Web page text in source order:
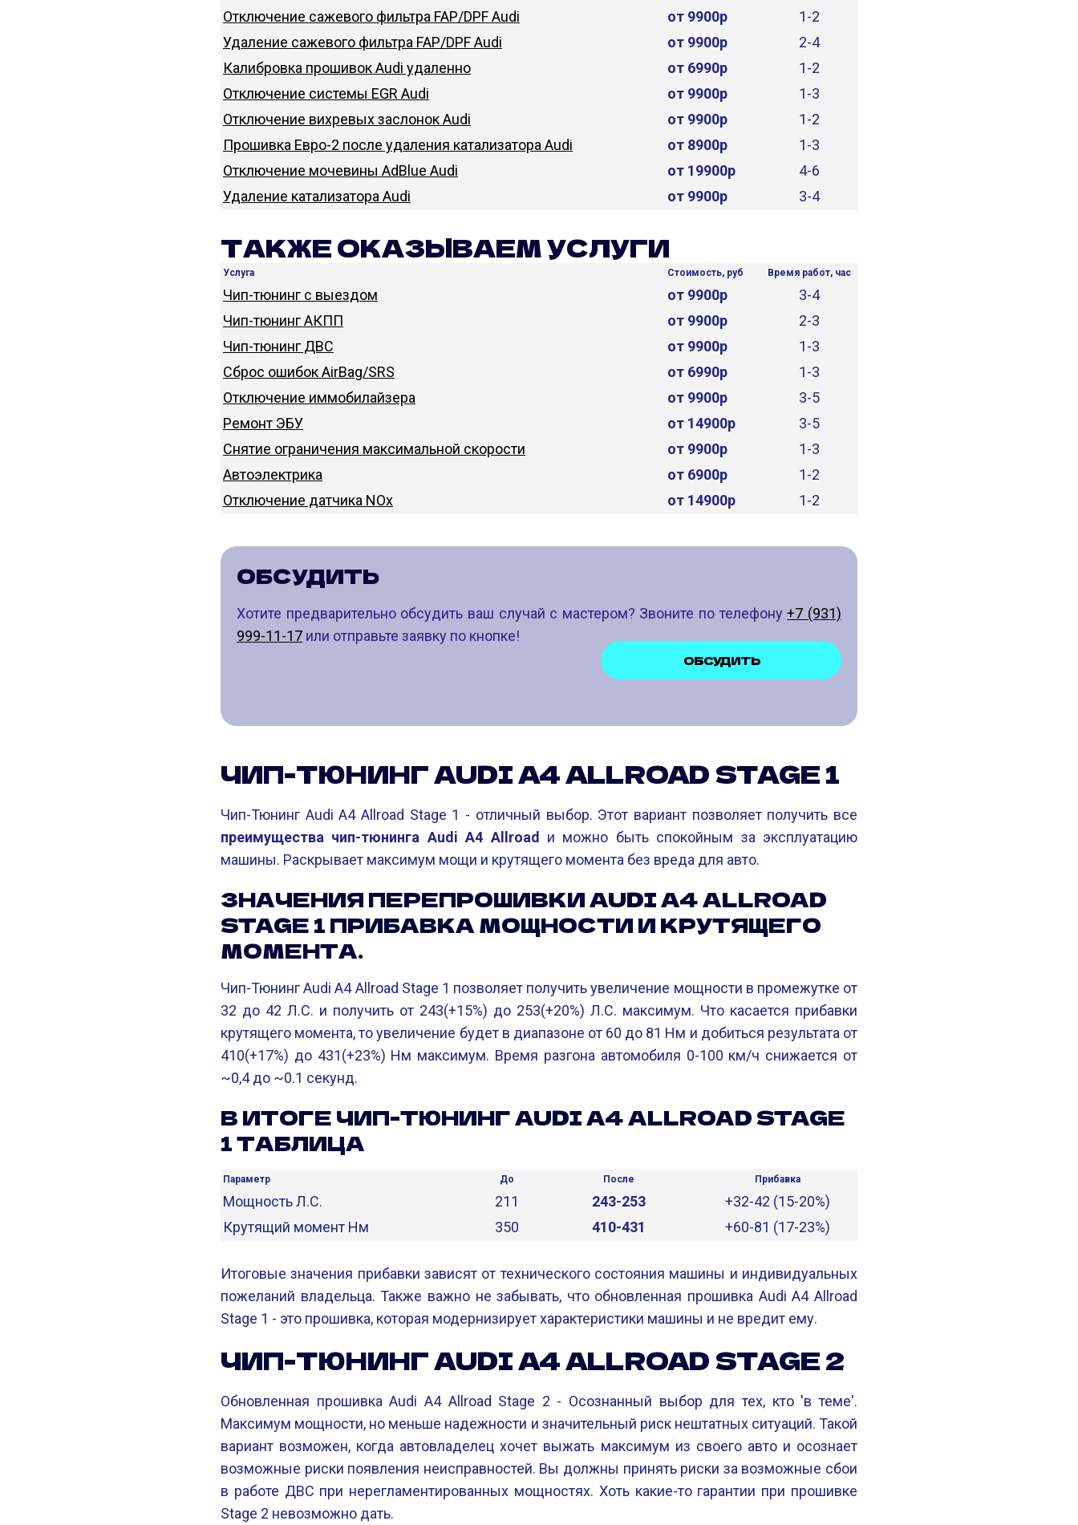
Отключение сажевого фильтра FAP/DPF Audi
от 9900р
1-2
Удаление сажевого фильтра FAP/DPF Audi
от 9900р
2-4
Калибровка прошивок Audi удаленно
от 6990р
1-2
Отключение системы EGR Audi
от 9900р
1-3
Отключение вихревых заслонок Audi
от 9900р
1-2
Прошивка Евро-2 после удаления катализатора Audi
от 8900р
1-3
Отключение мочевины AdBlue Audi
от 19900р
4-6
Удаление катализатора Audi
от 9900р 3-4
ТАКЖЕ ОКАЗЫВАЕМ УСЛУГИ
Услуга Стоимость, руб Время работ, час
Чип-тюнинг с выездом от 9900р
3-4
Чип-тюнинг АКПП
от 9900р
2-3
Чип-тюнинг ДВС
от 9900р
1-3
Сброс ошибок AirBag/SRS
от 6990р
1-3
Отключение иммобилайзера
от 9900р
3-5
Ремонт ЭБУ
от 14900р
3-5
Снятие ограничения максимальной скорости
от 9900р
1-3
Автоэлектрика
от 6900р
1-2
Отключение датчика NOx
от 14900р 1-2
ОБСУДИТЬ
Хотите предварительно обсудить ваш случай с мастером? Звоните по телефону+7 (931)
999-11-17 или отправьте заявку по кнопке!
ОБСУДИТЬ
ЧИП-ТЮНИНГ AUDI A4 ALLROAD STAGE 1
Чип-Тюнинг Audi A4 Allroad Stage 1 - отличный выбор. Этот вариант позволяет получить все
преимущества чип-тюнинга Audi A4 Allroad и можно быть спокойным за эксплуатацию
машины. Раскрывает максимум мощи и крутящего момента без вреда для авто.
ЗНАЧЕНИЯ ПЕРЕПРОШИВКИ AUDI A4 ALLROAD
STAGE 1 ПРИБАВКА МОЩНОСТИ И КРУТЯЩЕГО
МОМЕНТА.
Чип-Тюнинг Audi A4 Allroad Stage 1 позволяет получить увеличение мощности в промежутке от
32 до 42 Л.С. и получить от 243(+15%) до 253(+20%) Л.С. максимум. Что касается прибавки
крутящего момента, то увеличение будет в диапазоне от 60 до 81 Нм и добиться результата от
410(+17%) до 431(+23%) Нм максимум. Время разгона автомобиля 0-100 км/ч снижается от
~0,4 до ~0.1 секунд.
В ИТОГЕ ЧИП-ТЮНИНГ AUDI A4 ALLROAD STAGE
1 ТАБЛИЦА
Параметр До После Прибавка
Мощность Л.С. 211 243-253
+32-42 (15-20%)
Крутящий момент Нм
350 410-431 +60-81 (17-23%)
Итоговые значения прибавки зависят от технического состояния машины и индивидуальных
пожеланий владельца. Также важно не забывать, что обновленная прошивка Audi A4 Allroad
Stage 1 - это прошивка, которая модернизирует характеристики машины и не вредит ему.
ЧИП-ТЮНИНГ AUDI A4 ALLROAD STAGE 2
Обновленная прошивка Audi A4 Allroad Stage 2 - Осознанный выбор для тех, кто 'в теме'.
Максимум мощности, но меньше надежности и значительный риск нештатных ситуаций. Такой
вариант возможен, когда автовладелец хочет выжать максимум из своего авто и осознает
возможные риски появления неисправностей. Вы должны принять риски за возможные сбои
в работе ДВС при нерегламентированных мощностях. Хоть какие-то гарантии при прошивке
Stage 2 невозможно дать.